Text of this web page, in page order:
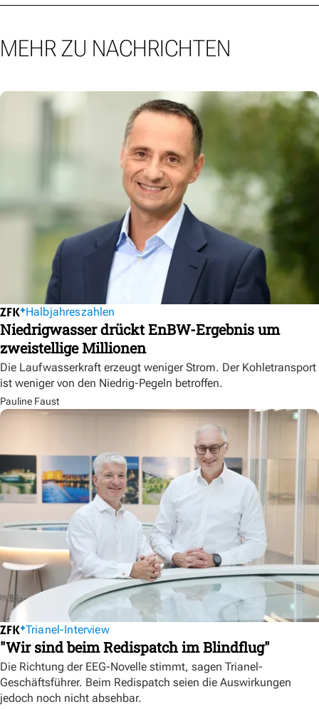
MEHR ZU NACHRICHTEN
Halbjahreszahlen
Niedrigwasser drückt EnBW-Ergebnis um
zweistellige Millionen
Die Laufwasserkraft erzeugt weniger Strom. Der Kohletransport
ist weniger von den Niedrig-Pegeln betroffen.
Pauline Faust
Trianel-Interview
"Wir sind beim Redispatch im Blindflug"
Die Richtung der EEG-Novelle stimmt, sagen Trianel-
Geschäftsführer. Beim Redispatch seien die Auswirkungen
jedoch noch nicht absehbar.